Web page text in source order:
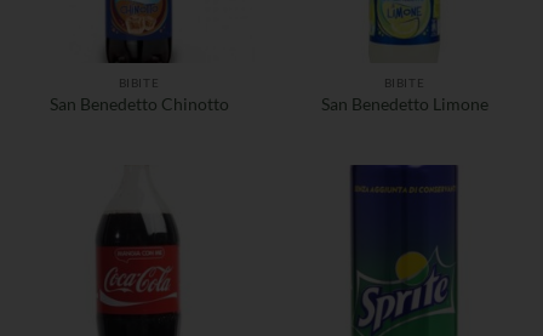
BIBITE
San Benedetto Chinotto
BIBITE
San Benedetto Limone